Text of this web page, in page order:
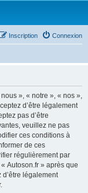
Connexion
Inscription
», « notre », « nos »,
d’être légalement
pas d’être
veuillez ne pas
ces conditions à
de ces
régulièrement par
Autoson.fr » après que
légalement